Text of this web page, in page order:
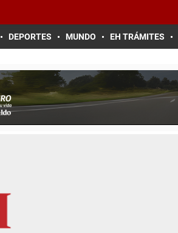
DEPORTES MUNDO EH TRÁMITES